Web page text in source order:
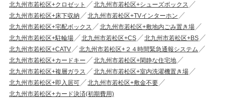
北九州市若松区+クロゼット
北九州市若松区+シューズボックス
北九州市若松区+床下収納
北九州市若松区+TVインターホン
北九州市若松区+宅配ボックス
北九州市若松区+敷地内ごみ置き場
北九州市若松区+駐輪場
北九州市若松区+CS
北九州市若松区+BS
北九州市若松区+CATV
北九州市若松区+２４時間緊急通報システム
北九州市若松区+カードキー
北九州市若松区+閑静な住宅地
北九州市若松区+複層ガラス
北九州市若松区+室内洗濯機置き場
北九州市若松区+即入居可
北九州市若松区+敷金不要
北九州市若松区+カード決済(初期費用)